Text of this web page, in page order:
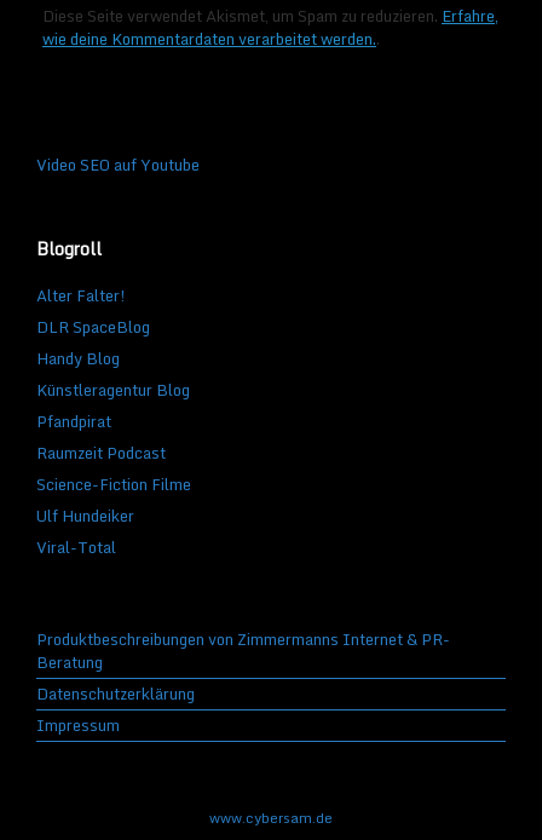
Diese Seite verwendet Akismet, um Spam zu reduzieren.Erfahre,
wie deine Kommentardaten verarbeitet werden..
Video SEO auf Youtube
Blogroll
Alter Falter!
DLR SpaceBlog
Handy Blog
Künstleragentur Blog
Pfandpirat
Raumzeit Podcast
Science-Fiction Filme
Ulf Hundeiker
Viral-Total
Produktbeschreibungen von Zimmermanns Internet & PR-
Beratung
Datenschutzerklärung
Impressum
www.cybersam.de